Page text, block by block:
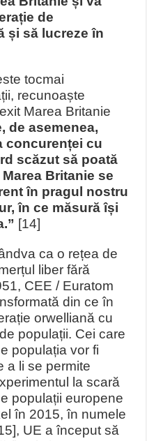
de
și să lucreze în
tocmai
recunoaște
Marea Britanie
de asemenea,
concurenței cu
scăzut să poată
Britanie se
în pragul nostru
în ce măsură își
[14]
ca o rețea de
liber fără
CEE / Euratom
din ce în
orwelliană cu
populații. Cei care
populația vor fi
a li se permite
la scară
populații europene
în 2015, în numele
UE a început să